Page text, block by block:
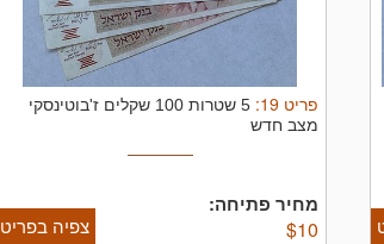
פריט 19
:
5 שטרות 100 שקלים ז'בוטינסקי
מצב חדש
מחיר פתיחה:
$10 צפיה בפריט